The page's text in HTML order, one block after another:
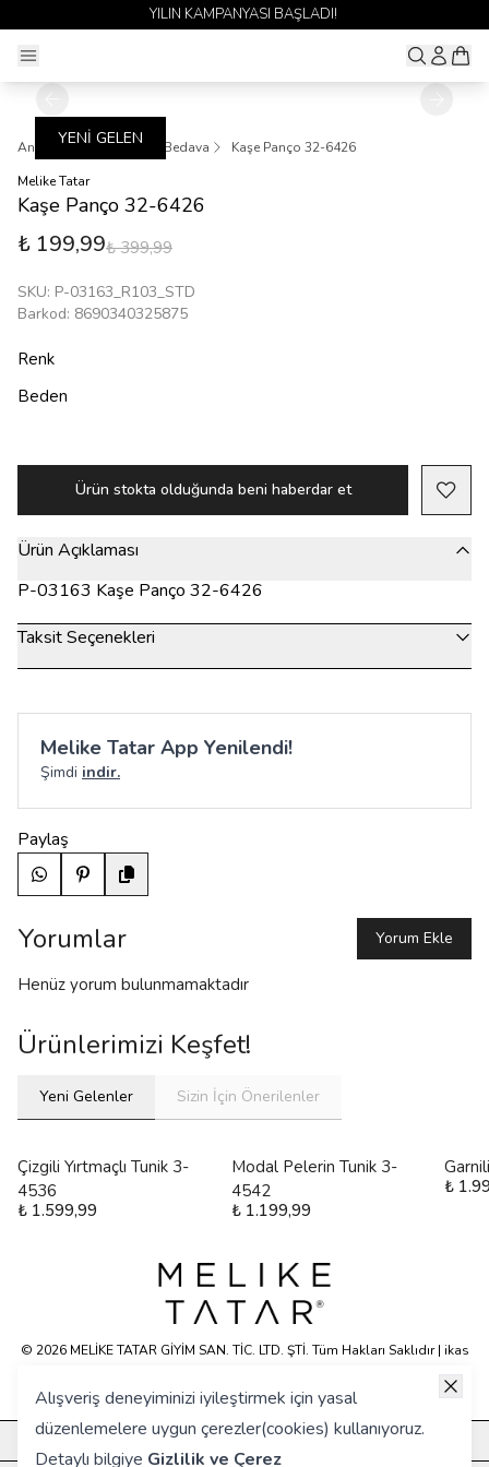
Alışveriş deneyiminizi iyileştirmek için yasal
düzenlemelere uygun çerezler(cookies) kullanıyoruz.
Detaylı bilgiye Gizlilik ve Çerez
YILIN KAMPANYASI BAŞLADI!
YENİ GELEN
Ana Sayfa 1 Alana 1 Bedava
Kaşe Panço 32-6426
Melike Tatar
Kaşe Panço 32-6426
₺ 199,99₺ 399,99
SKU: P-03163_R103_STD
Barkod: 8690340325875
Renk
Beden
Ürün stokta olduğunda beni haberdar et
Ürün Açıklaması
P-03163 Kaşe Panço 32-6426
Taksit Seçenekleri
Melike Tatar App Yenilendi!
Şimdi indir.
Paylaş
Yorumlar Yorum Ekle
Henüz yorum bulunmamaktadır
Ürünlerimizi Keşfet!
Yeni Gelenler Sizin İçin Önerilenler
Çizgili Yırtmaçlı Tunik 3-
4536
₺ 1.599,99
Modal Pelerin Tunik 3-
4542
₺ 1.199,99
₺
KURUMSAL
© 2026 MELİKE TATAR GİYİM SAN. TİC. LTD. ŞTİ. Tüm Hakları Saklıdır | ikas